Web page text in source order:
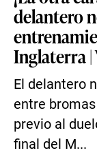
delantero
Inglaterra |
El delantero
entre
previo al
final del M...